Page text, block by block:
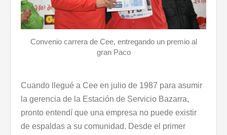
Convenio carrera de Cee, entregando un premio al
gran Paco
Cuando llegué a Cee en julio de 1987 para asumir
la gerencia de la Estación de Servicio Bazarra,
pronto entendí que una empresa no puede existir
de espaldas a su comunidad. Desde el primer